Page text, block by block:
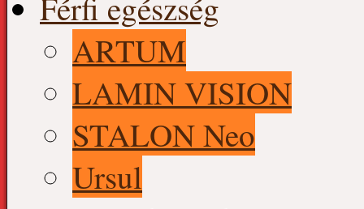
ARTUM
LAMIN VISION
STALON Neo
Ursul